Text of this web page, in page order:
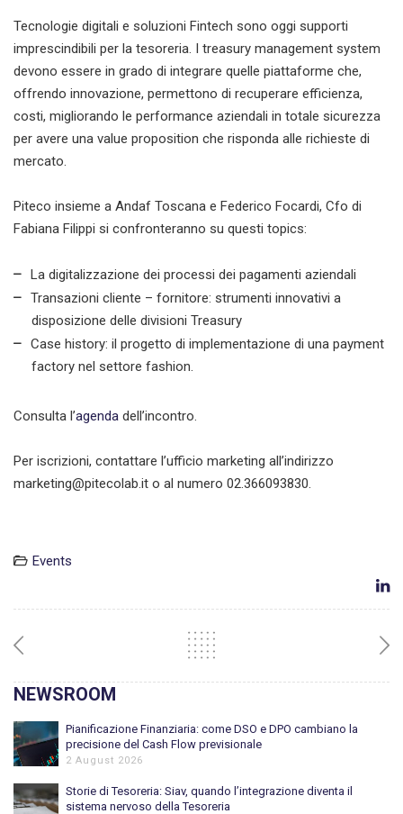
Tecnologie digitali e soluzioni Fintech sono oggi supporti
imprescindibili per la tesoreria. I treasury management system
devono essere in grado di integrare quelle piattaforme che,
offrendo innovazione, permettono di recuperare efficienza,
costi, migliorando le performance aziendali in totale sicurezza
per avere una value proposition che risponda alle richieste di
mercato.
Piteco insieme a Andaf Toscana e Federico Focardi, Cfo di
Fabiana Filippi si confronteranno su questi topics:
La digitalizzazione dei processi dei pagamenti aziendali
Transazioni cliente – fornitore: strumenti innovativi a
disposizione delle divisioni Treasury
Case history: il progetto di implementazione di una payment
factory nel settore fashion.
Consulta l’agenda dell’incontro.
Per iscrizioni, contattare l’ufficio marketing all’indirizzo
marketing@pitecolab.it o al numero 02.366093830.
Events
NEWSROOM
Pianificazione Finanziaria: come DSO e DPO cambiano la
precisione del Cash Flow previsionale
2 August 2026
Storie di Tesoreria: Siav, quando l’integrazione diventa il
sistema nervoso della Tesoreria